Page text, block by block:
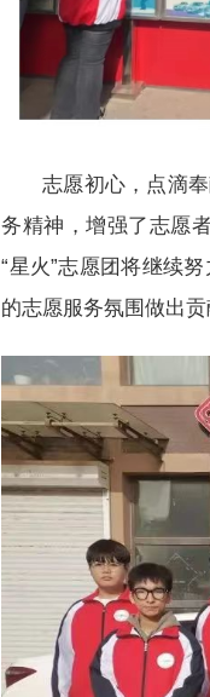
志愿初心，点滴
务精神，增强了志愿
“星火”志愿团将继续
的志愿服务氛围做出贡